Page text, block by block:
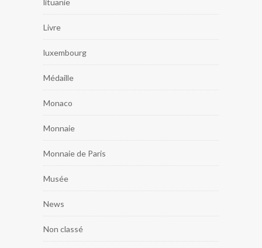
Livre
luxembourg
Médaille
Monaco
Monnaie
Monnaie de Paris
Musée
News
Non classé